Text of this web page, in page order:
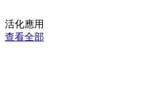
活化應用
查看全部